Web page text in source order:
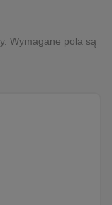
Wymagane pola są